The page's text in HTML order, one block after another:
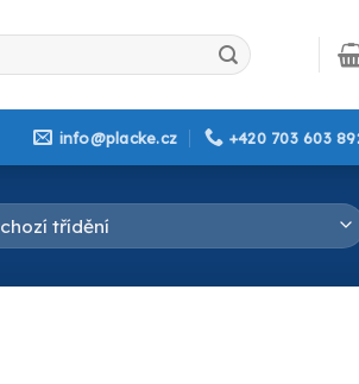
info@placke.cz +420 703 603